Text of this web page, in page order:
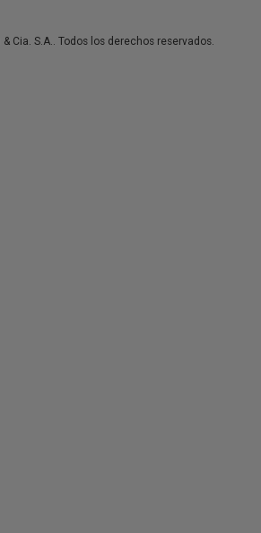
Cia. S.A.. Todos los derechos reservados.